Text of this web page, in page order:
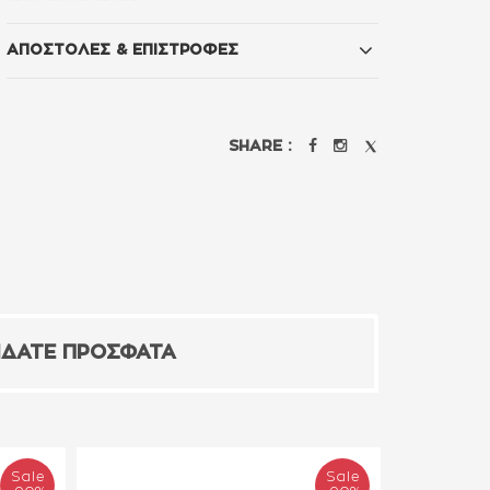
ΑΠΟΣΤΟΛΕΣ & ΕΠΙΣΤΡΟΦΕΣ
SHARE :
ΠΡΟΣΦΑΤΑ
Sale
Sale